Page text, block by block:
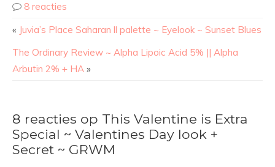
8 reacties
« Juvia’s Place Saharan ll palette ~ Eyelook ~ Sunset Blues
The Ordinary Review ~ Alpha Lipoic Acid 5% || Alpha
Arbutin 2% + HA »
8 reacties op This Valentine is Extra
Special ~ Valentines Day look +
Secret ~ GRWM